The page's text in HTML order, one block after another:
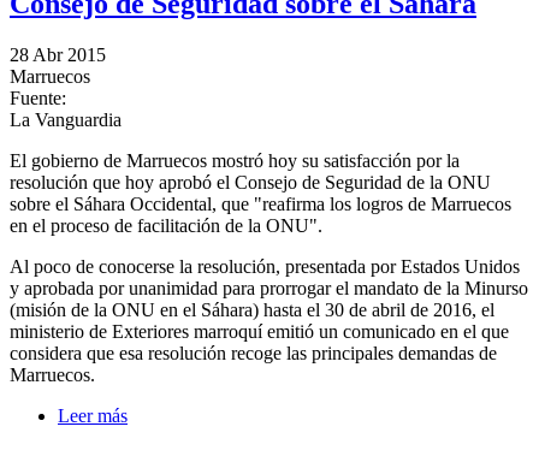
28 Abr 2015
Marruecos
Fuente:
La Vanguardia
El gobierno de Marruecos mostró hoy su satisfacción por la
resolución que hoy aprobó el Consejo de Seguridad de la ONU
sobre el Sáhara Occidental, que "reafirma los logros de Marruecos
en el proceso de facilitación de la ONU".
Al poco de conocerse la resolución, presentada por Estados Unidos
y aprobada por unanimidad para prorrogar el mandato de la Minurso
(misión de la ONU en el Sáhara) hasta el 30 de abril de 2016, el
ministerio de Exteriores marroquí emitió un comunicado en el que
considera que esa resolución recoge las principales demandas de
Marruecos.
Leer más